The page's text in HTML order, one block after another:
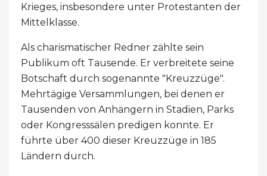
Krieges, insbesondere unter Protestanten der
Mittelklasse.
Als charismatischer Redner zählte sein
Publikum oft Tausende. Er verbreitete seine
Botschaft durch sogenannte "Kreuzzüge".
Mehrtägige Versammlungen, bei denen er
Tausenden von Anhängern in Stadien, Parks
oder Kongresssälen predigen konnte. Er
führte über 400 dieser Kreuzzüge in 185
Ländern durch.